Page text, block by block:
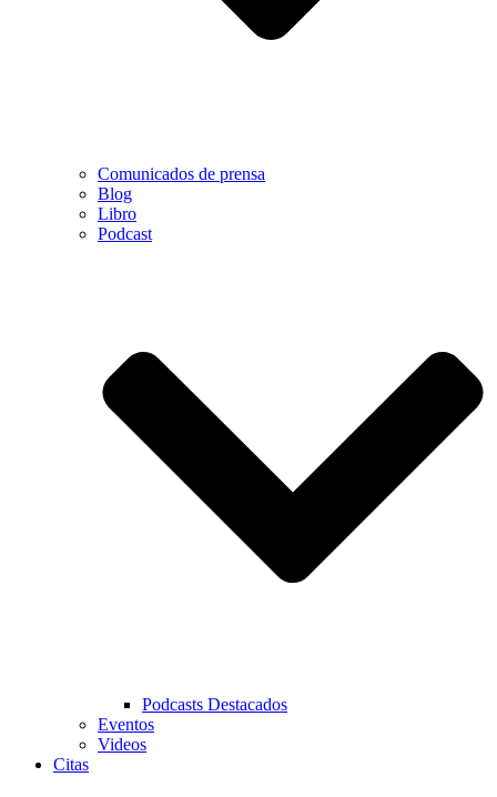
Comunicados de prensa
Blog
Libro
Podcast
Podcasts Destacados
Eventos
Videos
Citas